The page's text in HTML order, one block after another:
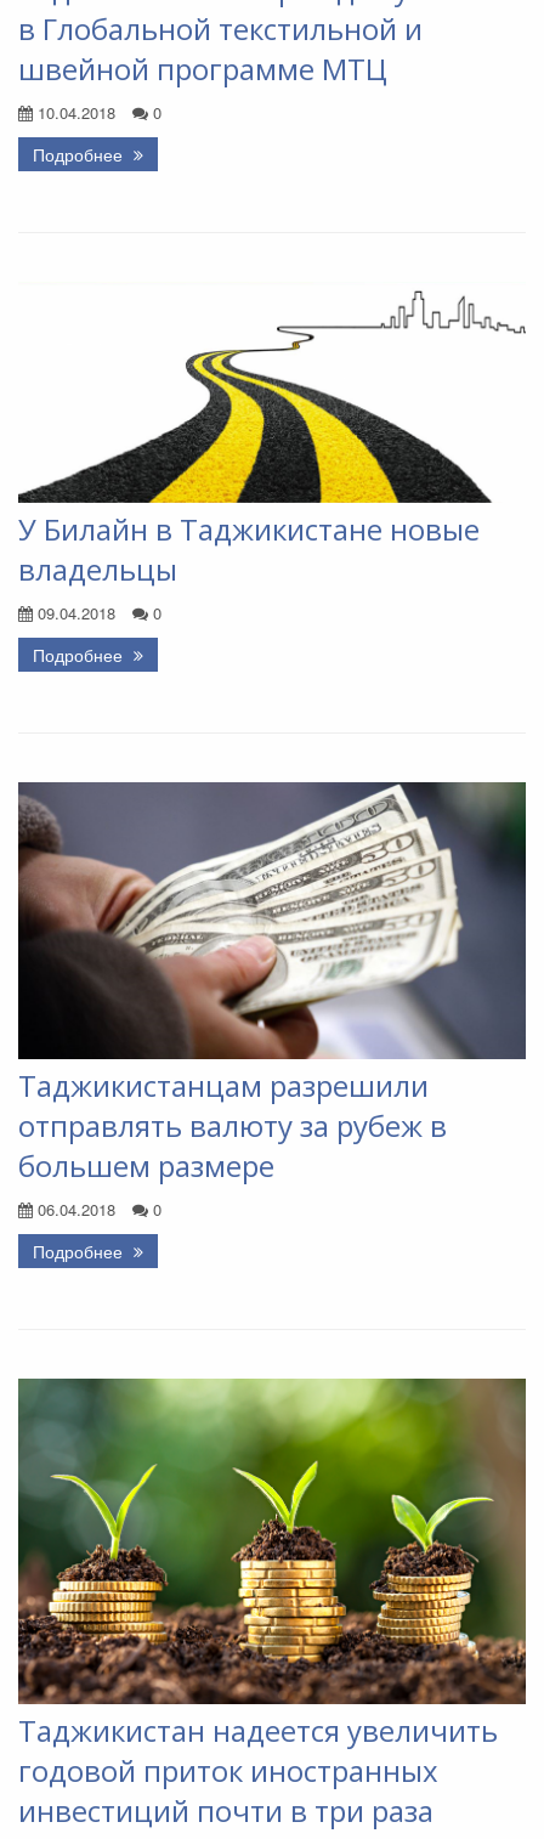
в Глобальной текстильной и
швейной программе МТЦ
10.04.2018 0
Подробнее
У Билайн в Таджикистане новые
владельцы
09.04.2018 0
Подробнее
Таджикистанцам разрешили
отправлять валюту за рубеж в
большем размере
06.04.2018 0
Подробнее
Таджикистан надеется увеличить
годовой приток иностранных
инвестиций почти в три раза